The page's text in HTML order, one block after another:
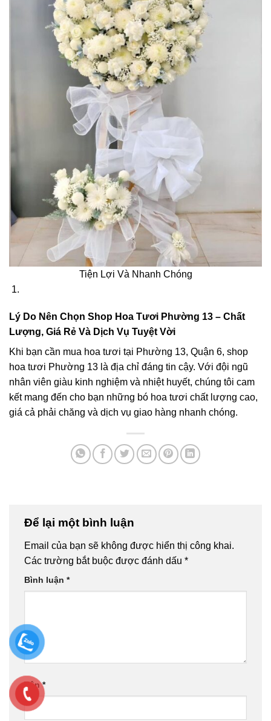
Tiện Lợi Và Nhanh Chóng
Lý Do Nên Chọn Shop Hoa Tươi Phường 13 – Chất
Lượng, Giá Rẻ Và Dịch Vụ Tuyệt Vời
Khi bạn cần mua hoa tươi tại Phường 13, Quận 6, shop
hoa tươi Phường 13 là địa chỉ đáng tin cậy. Với đội ngũ
nhân viên giàu kinh nghiệm và nhiệt huyết, chúng tôi cam
kết mang đến cho bạn những bó hoa tươi chất lượng cao,
giá cả phải chăng và dịch vụ giao hàng nhanh chóng.
Để lại một bình luận
Email của bạn sẽ không được hiển thị công khai.
Các trường bắt buộc được đánh dấu *
Bình luận *
Tên*